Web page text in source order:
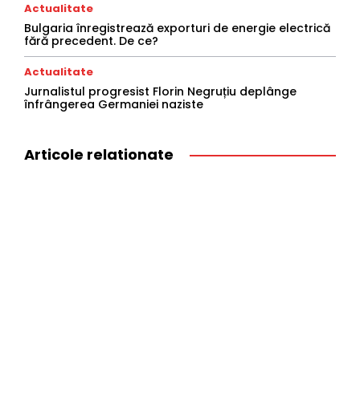
Actualitate
Bulgaria înregistrează exporturi de energie electrică
fără precedent. De ce?
Actualitate
Jurnalistul progresist Florin Negruțiu deplânge
înfrângerea Germaniei naziste
Articole relationate